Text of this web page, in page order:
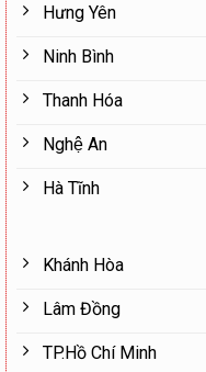
Hưng Yên
Ninh Bình
Thanh Hóa
Nghệ An
Hà Tĩnh
Khánh Hòa
Lâm Đồng
TP.Hồ Chí Minh